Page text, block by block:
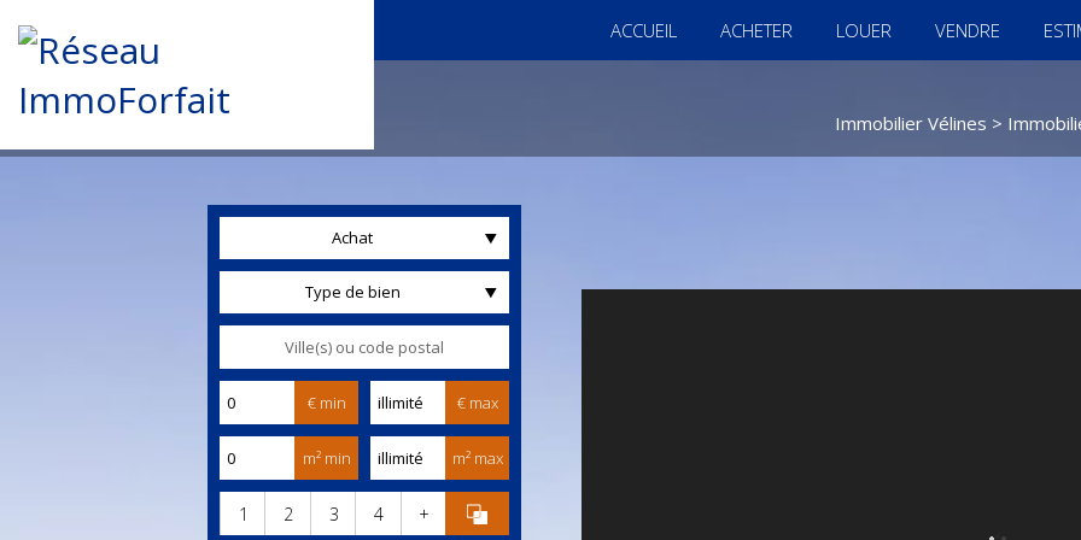
ACCUEIL ACHETER LOUER VENDRE
Immobilier Vélines >
Achat
Type de bien
€ min € max
m² min m² max
1 2 3 4 +